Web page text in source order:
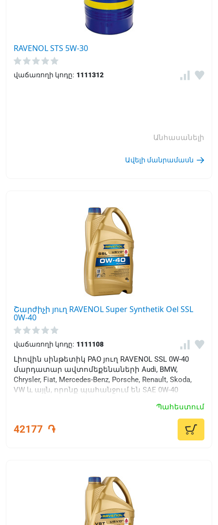
RAVENOL STS 5W-30
վաճառողի կոդը: 1111312
Անհասանելի
Ավելի մանրամասն
Շարժիչի յուղ RAVENOL Super Synthetik Oel SSL
0W-40
վաճառողի կոդը: 1111108
Լիովին սինթետիկ PAO յուղ RAVENOL SSL 0W-40
մարդատար ավտոմեքենաների Audi, BMW,
Chrysler, Fiat, Mercedes-Benz, Porsche, Renault, Skoda,
VW և այլն, որոնք պահանջում են SAE 0W-40
կիրառում ACEA A3/B4 որակի բարձր ալկալային
մակարդակով և շահագործվում են ծայրահեղ
ցածր ջերմաստիճանի պայմաններում:
Պահեստում
42177 ֏